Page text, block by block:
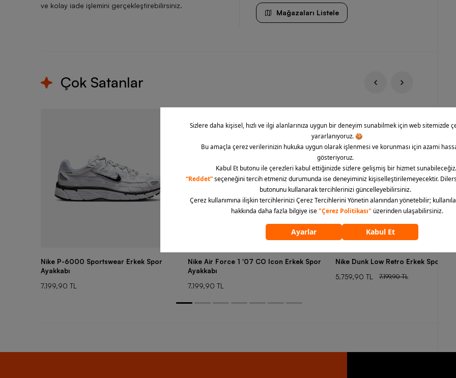
ve kolay iade işlemini gerçekleştirebilirsiniz.
Mağazaları Listele
Çok Satanlar
Nike P-6000 Sportswear Erkek Spor
Ayakkabı
7.199,90 TL
Nike Air Force 1 '07 CO Icon Erkek Spor
Ayakkabı
7.199,90 TL
Nike Dunk Low Retro Erkek Spor
5.759,90 TL
7.199,90 TL